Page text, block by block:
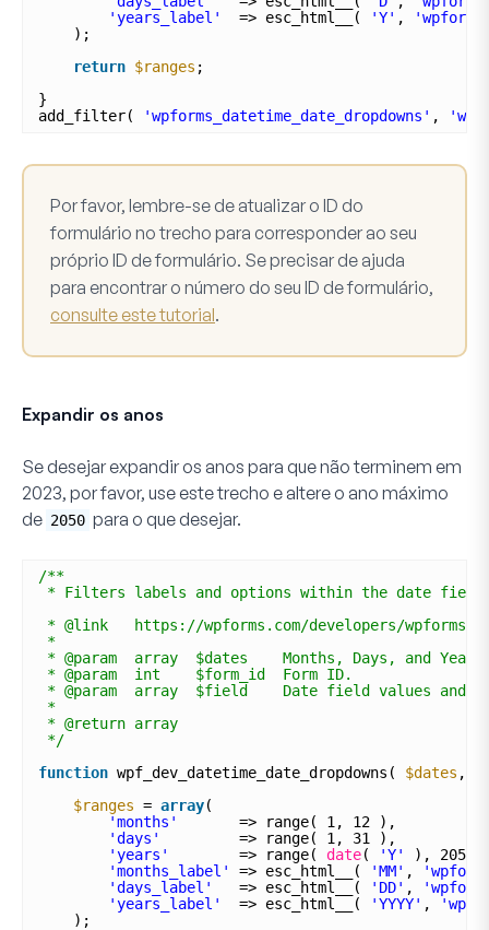
'years_label'
=> esc_html__( 'Y' ,
);
return $ranges ;
}
add_filter(
'wpforms_datetime_date_dropdowns' ,
Por favor, lembre-se de atualizar o ID do
formulário no trecho para corresponder ao seu
próprio ID de formulário. Se precisar de ajuda
para encontrar o número do seu ID de formulário,
consulte este tutorial.
Expandir os anos
Se desejar expandir os anos para que não terminem em
2023, por favor, use este trecho e altere o ano máximo
de 2050 para o que desejar.
/**
* Filters labels and options within the date
* @link   https://wpforms.com/developers/
*
* @param  array  $dates    Months, Days, and
* @param  int    $form_id  Form ID.
* @param  array  $field    Date field values and
*
* @return array
*/
function wpf_dev_datetime_date_dropdowns( $dates ,
$ranges = array(
'months'
=> range( 1, 12 ),
'days'
=> range( 1, 31 ),
'years'
=> range( date( 'Y'
), 2050
'months_label'
=> esc_html__( 'MM' ,
'days_label'
=> esc_html__( 'DD' ,
'years_label'
=> esc_html__( 'YYYY' ,
);